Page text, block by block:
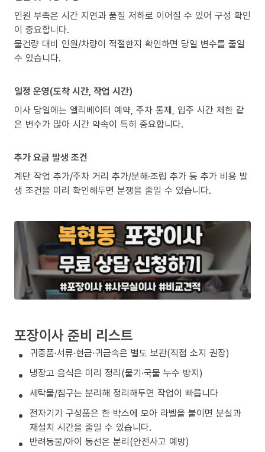
인원 부족은 시간 지연과 품질 저하로 이어질 수 있어 구성 확인
이 중요합니다.
물건량 대비 인원/차량이 적절한지 확인하면 당일 변수를 줄일
수 있습니다.
일정 운영(도착 시간, 작업 시간)
이사 당일에는 엘리베이터 예약, 주차 통제, 입주 시간 제한 같
은 변수가 많아 시간 약속이 특히 중요합니다.
추가 요금 발생 조건
계단 작업 추가/주차 거리 추가/분해·조립 추가 등 추가 비용 발
생 조건을 미리 확인해두면 분쟁을 줄일 수 있습니다.
포장이사 준비 리스트
귀중품·서류·현금·귀금속은 별도 보관(직접 소지 권장)
냉장고 음식은 미리 정리(물기·국물 누수 방지)
세탁물/침구는 분리해 정리해두면 작업이 빠릅니다
전자기기 구성품은 한 박스에 모아 라벨을 붙이면 분실과
재설치 시간을 줄일 수 있습니다.
반려동물/아이 동선은 분리(안전사고 예방)